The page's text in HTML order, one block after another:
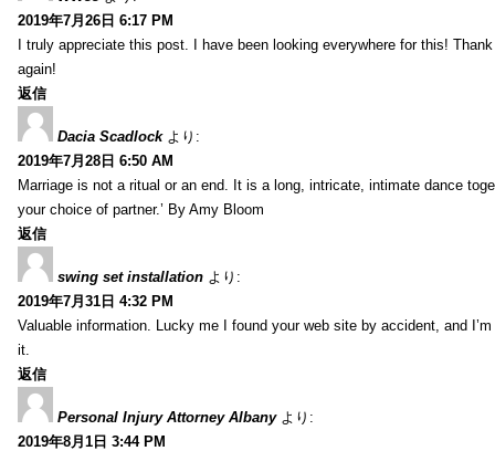
2019年7月26日 6:17 PM
I truly appreciate this post. I have been looking everywhere for this!
again!
返信
Dacia Scadlock より:
2019年7月28日 6:50 AM
Marriage is not a ritual or an end. It is a long, intricate, intimate dance
your choice of partner.’ By Amy Bloom
返信
swing set installation より:
2019年7月31日 4:32 PM
Valuable information. Lucky me I found your web site by accident, and
it.
返信
Personal Injury Attorney Albany より:
2019年8月1日 3:44 PM